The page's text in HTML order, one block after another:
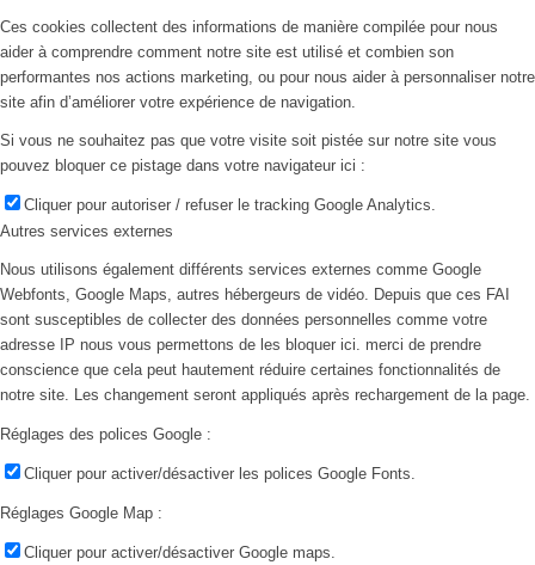
Ces cookies collectent des informations de manière compilée pour nous
aider à comprendre comment notre site est utilisé et combien son
performantes nos actions marketing, ou pour nous aider à personnaliser notre
site afin d’améliorer votre expérience de navigation.
Si vous ne souhaitez pas que votre visite soit pistée sur notre site vous
pouvez bloquer ce pistage dans votre navigateur ici :
Cliquer pour autoriser / refuser le tracking Google Analytics.
Autres services externes
Nous utilisons également différents services externes comme Google
Webfonts, Google Maps, autres hébergeurs de vidéo. Depuis que ces FAI
sont susceptibles de collecter des données personnelles comme votre
adresse IP nous vous permettons de les bloquer ici. merci de prendre
conscience que cela peut hautement réduire certaines fonctionnalités de
notre site. Les changement seront appliqués après rechargement de la page.
Réglages des polices Google :
Cliquer pour activer/désactiver les polices Google Fonts.
Réglages Google Map :
Cliquer pour activer/désactiver Google maps.